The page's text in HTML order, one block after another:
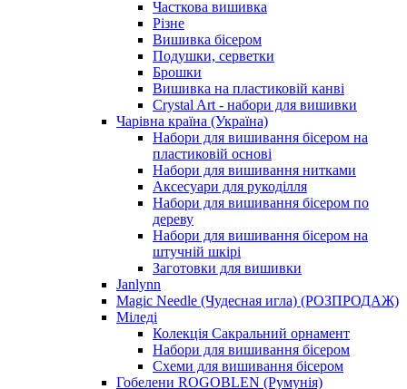
Часткова вишивка
Різне
Вишивка бісером
Подушки, серветки
Брошки
Вишивка на пластиковій канві
Crystal Art - набори для вишивки
Чарівна країна (Україна)
Набори для вишивання бісером на
пластиковій основі
Набори для вишивання нитками
Аксесуари для рукоділля
Набори для вишивання бісером по
дереву
Набори для вишивання бісером на
штучній шкірі
Заготовки для вишивки
Janlynn
Magic Needle (Чудесная игла) (РОЗПРОДАЖ)
Міледі
Колекція Сакральний орнамент
Набори для вишивання бісером
Схеми для вишивання бісером
Гобелени ROGOBLEN (Румунія)